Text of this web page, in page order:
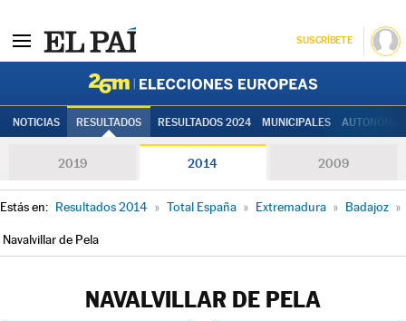
SUSCRÍBETE
NOTICIAS RESULTADOS RESULTADOS 2024 MUNICIPALES
2019 2014 2009
Estás en: Resultados 2014 » Total España » Extremadura » Badajoz »
Navalvillar de Pela
NAVALVILLAR DE PELA